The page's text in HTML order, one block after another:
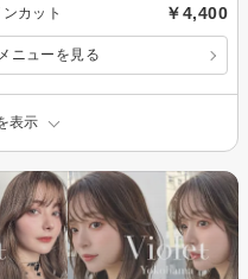
カット ￥4,400
ニューを見る
表示